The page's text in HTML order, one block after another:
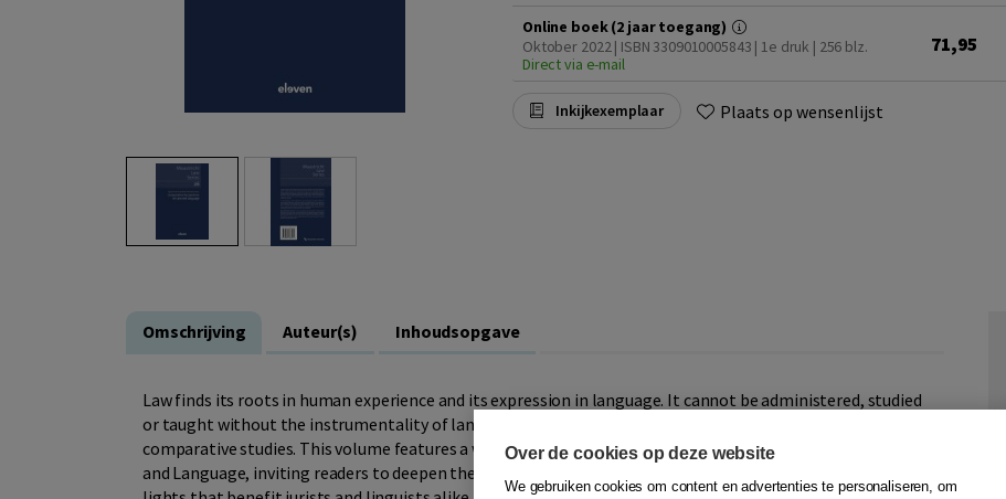
Online boek (2 jaar toegang)
Oktober 2022 | ISBN 3309010005843 | 1e druk | 256 blz.
Direct via e-mail
71,95
Inkijkexemplaar Plaats op wensenlijst
Omschrijving Auteur(s) Inhoudsopgave
Law finds its roots in human experience and its expression in language. It cannot be administered, studied
or taught without the instrumentality of language. The focus on language enlarges and deepens
comparative studies. This volume features a wide array of comparative perspectives encompassing Law
and Language, inviting readers to deepen their understanding of their many interactions, casting new
Over de cookies op deze website
We gebruiken cookies om content en advertenties te personaliseren, om